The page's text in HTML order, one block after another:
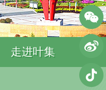
走进叶集